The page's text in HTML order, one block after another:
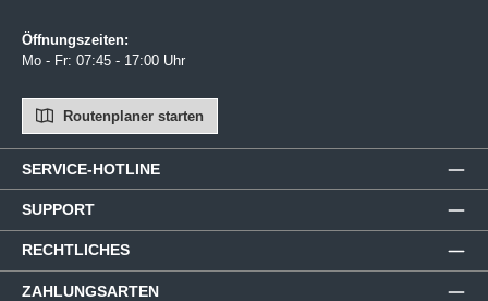
SERVICE-HOTLINE
SUPPORT
RECHTLICHES
ZAHLUNGSARTEN
Öffnungszeiten:
Mo - Fr: 07:45 - 17:00 Uhr
Routenplaner starten